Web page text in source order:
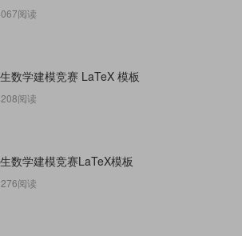
阅读
数学建模竞赛 LaTeX 模板
阅读
数学建模竞赛LaTeX模板
阅读